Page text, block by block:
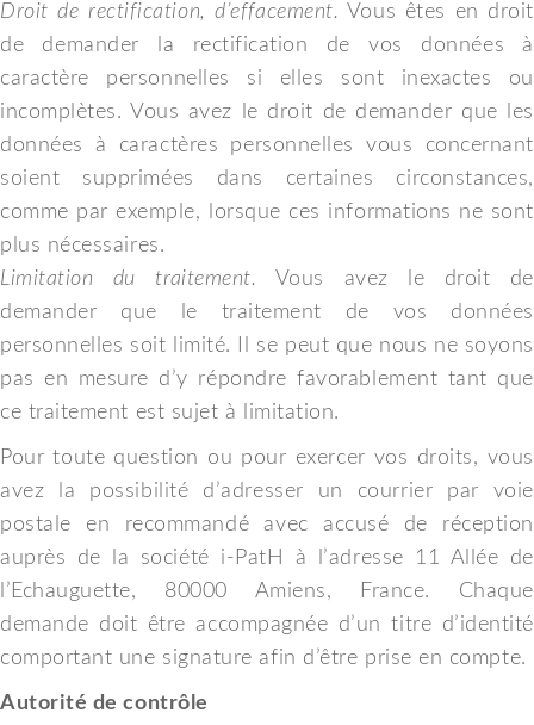
Droit de rectification, d’effacement. Vous êtes en droit
de demander la rectification de vos données à
caractère personnelles si elles sont inexactes ou
incomplètes. Vous avez le droit de demander que les
données à caractères personnelles vous concernant
soient supprimées dans certaines circonstances,
comme par exemple, lorsque ces informations ne sont
plus nécessaires.
Limitation du traitement. Vous avez le droit de
demander que le traitement de vos données
personnelles soit limité. Il se peut que nous ne soyons
pas en mesure d’y répondre favorablement tant que
ce traitement est sujet à limitation.
Pour toute question ou pour exercer vos droits, vous
avez la possibilité d’adresser un courrier par voie
postale en recommandé avec accusé de réception
auprès de la société i-PatH à l’adresse 11 Allée de
l’Echauguette, 80000 Amiens, France. Chaque
demande doit être accompagnée d’un titre d’identité
comportant une signature afin d’être prise en compte.
Autorité de contrôle